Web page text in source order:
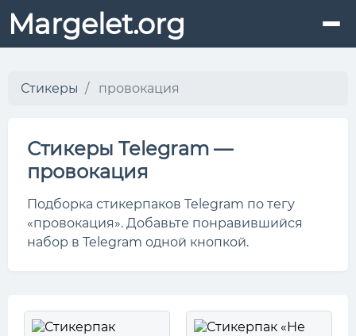
Margelet.org
Стикеры провокация
Стикеры Telegram —
провокация
Подборка стикерпаков Telegram по тегу
«провокация». Добавьте понравившийся
набор в Telegram одной кнопкой.